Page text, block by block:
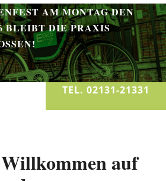
AM MONTAG DEN
BLEIBT DIE PRAXIS
TEL. 02131-21331
auf